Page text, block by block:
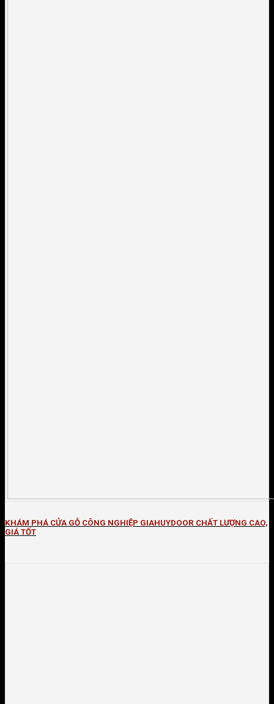
KHÁM PHÁ CỬA GỖ CÔNG NGHIỆP GIAHUYDOOR CHẤT LƯỢNG CAO,
GIÁ TỐT